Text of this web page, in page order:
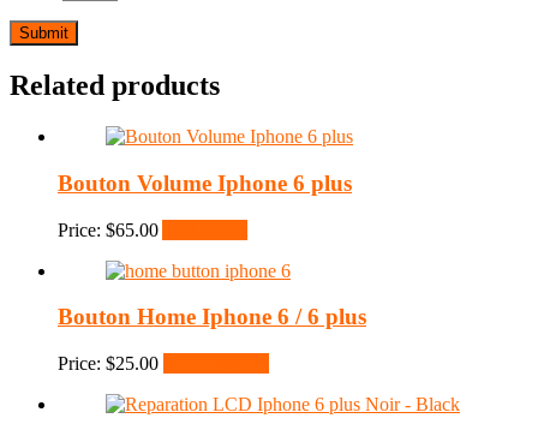
Related products
Bouton Volume Iphone 6 plus
Price: $65.00
Bouton Home Iphone 6 / 6 plus
Price: $25.00